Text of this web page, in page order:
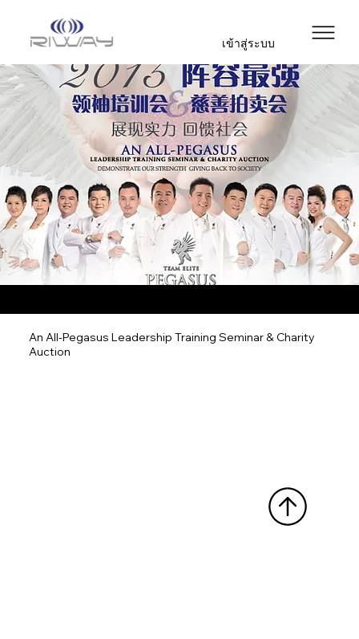
เข้าสู่ระบบ
An All-Pegasus Leadership Training Seminar & Charity
Auction